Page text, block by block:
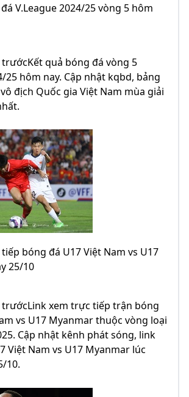
V.League 2024/25 vòng 5 hôm
trướcKết quả bóng đá vòng 5
25 hôm nay. Cập nhật kqbd, bảng
địch Quốc gia Việt Nam mùa giải
bóng đá U17 Việt Nam vs U17
25/10
trướcLink xem trực tiếp trận bóng
vs U17 Myanmar thuộc vòng loại
Cập nhật kênh phát sóng, link
Việt Nam vs U17 Myanmar lúc
10.